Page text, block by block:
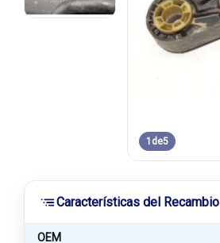
1 de5
Características del Recambio
OEM